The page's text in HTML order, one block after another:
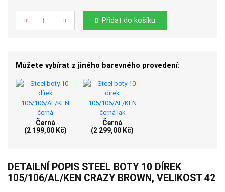
Počet
Přidat do košíku
Můžete vybírat z jiného barevného provedení:
Černá
(2 199,00 Kč)
Černá
(2 299,00 Kč)
DETAILNÍ POPIS STEEL BOTY 10 DÍREK
105/106/AL/KEN CRAZY BROWN, VELIKOST 42